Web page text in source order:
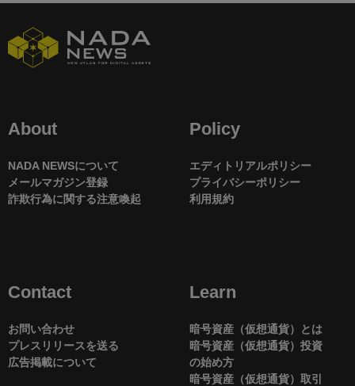
About
NADA NEWSについて
メールマガジン登録
詐欺行為に関する注意喚起
Policy
エディトリアルポリシー
プライバシーポリシー
利用規約
Contact
お問い合わせ
プレスリリースを送る
広告掲載について
Learn
暗号資産（仮想通貨）とは
暗号資産（仮想通貨）投資
の始め方
暗号資産（仮想通貨）取引